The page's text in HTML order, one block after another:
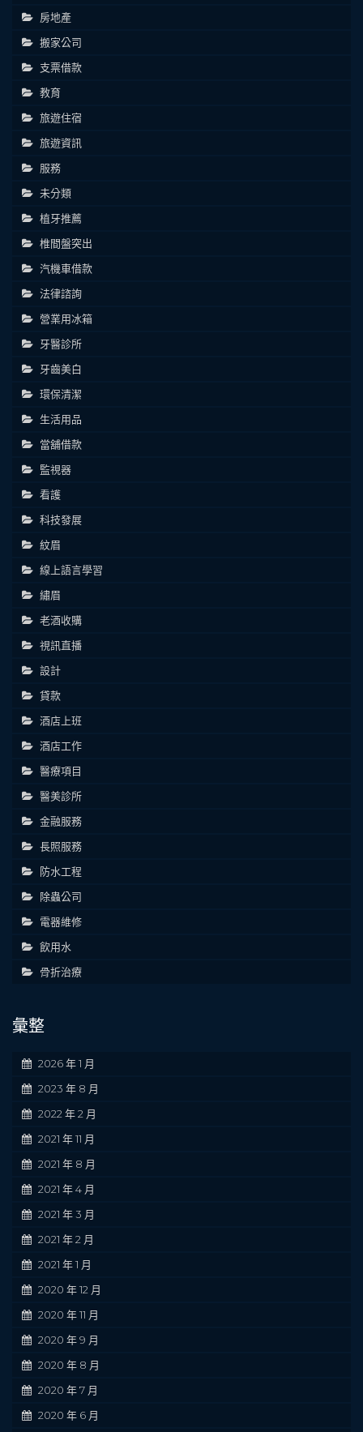
房地產
搬家公司
支票借款
教育
旅遊住宿
旅遊資訊
服務
未分類
植牙推薦
椎間盤突出
汽機車借款
法律諮詢
營業用冰箱
牙醫診所
牙齒美白
環保清潔
生活用品
當舖借款
監視器
看護
科技發展
紋眉
線上語言學習
繡眉
老酒收購
視訊直播
設計
貸款
酒店上班
酒店工作
醫療項目
醫美診所
金融服務
長照服務
防水工程
除蟲公司
電器維修
飲用水
骨折治療
彙整
2026 年 1 月
2023 年 8 月
2022 年 2 月
2021 年 11 月
2021 年 8 月
2021 年 4 月
2021 年 3 月
2021 年 2 月
2021 年 1 月
2020 年 12 月
2020 年 11 月
2020 年 9 月
2020 年 8 月
2020 年 7 月
2020 年 6 月